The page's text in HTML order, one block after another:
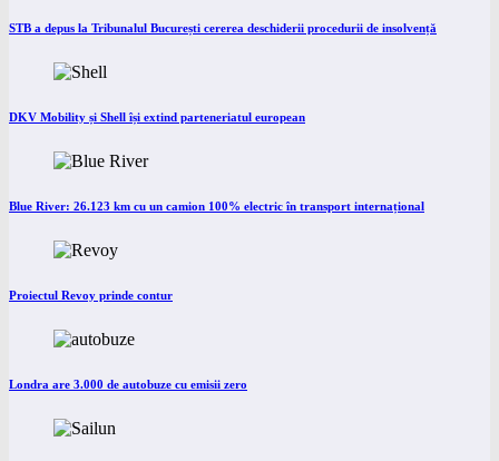
STB a depus la Tribunalul București cererea deschiderii procedurii de insolvență
DKV Mobility și Shell își extind parteneriatul european
Blue River: 26.123 km cu un camion 100% electric în transport internațional
Proiectul Revoy prinde contur
Londra are 3.000 de autobuze cu emisii zero